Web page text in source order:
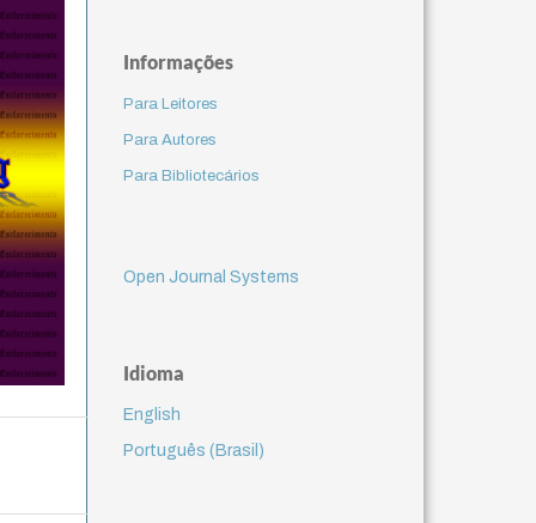
Informações
Para Leitores
Para Autores
Para Bibliotecários
Open Journal Systems
Idioma
English
Português (Brasil)